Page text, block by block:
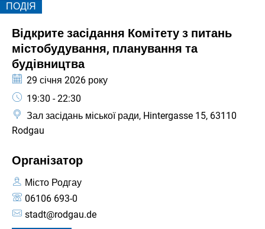
містобудування,
планування
та
будівництва
ПОДІЯ
Відкрите засідання Комітету з питань
містобудування, планування та
будівництва
Дата:
29 січня 2026 року
Час:
19:30 - 22:30
Зал засідань міської ради, Hintergasse 15, 63110
Rodgau
Організатор
Місто Родгау
06106 693-0
stadt@rodgau.de